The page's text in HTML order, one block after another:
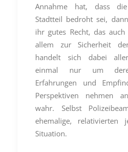
Annahme hat, dass
Stadtteil bedroht sei,
ihr gutes Recht, das
allem zur Sicherheit
handelt sich dabei
einmal nur um
Erfahrungen und
Perspektiven nehmen
wahr. Selbst
ehemalige, relativierten
Situation.